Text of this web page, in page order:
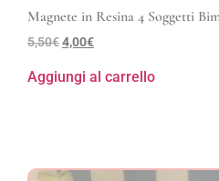
Magnete in Resina 4 Soggetti
5,50€4,00€
Aggiungi al carrello